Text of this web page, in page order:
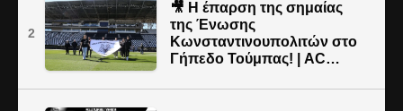
2
🎥 Η έπαρση της σημαίας
της Ένωσης
Κωνσταντινουπολιτών στο
Γήπεδο Τούμπας! | AC